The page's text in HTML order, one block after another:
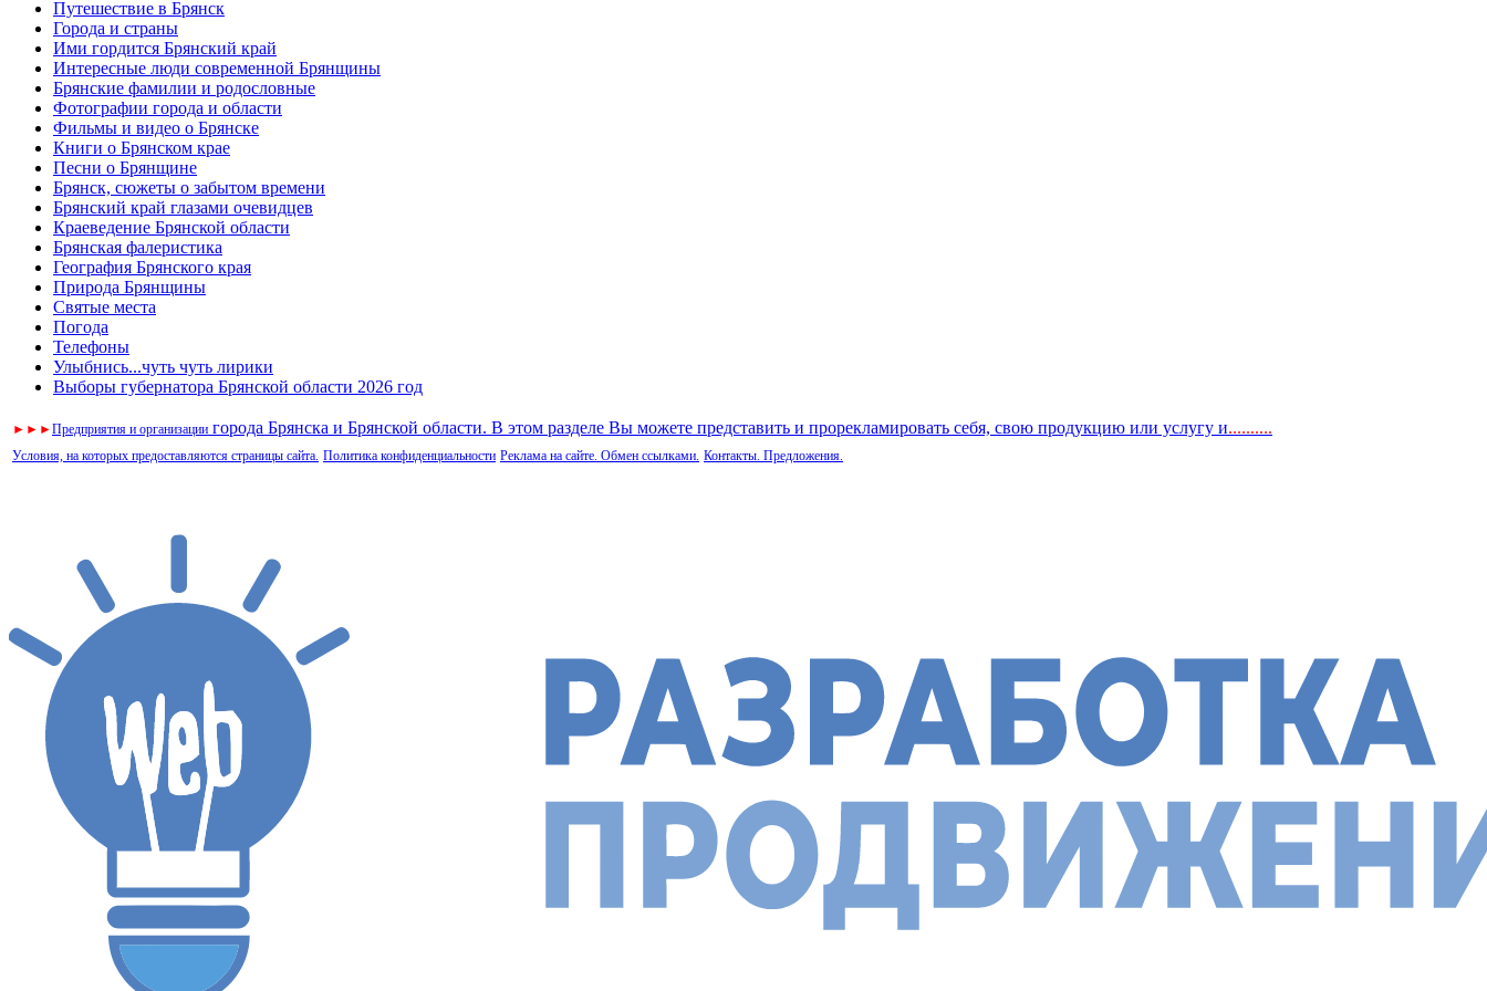
Путешествие в Брянск
Города и страны
Ими гордится Брянский край
Интересные люди современной Брянщины
Брянские фамилии и родословные
Фотографии города и области
Фильмы и видео о Брянске
Книги о Брянском крае
Песни о Брянщине
Брянск, сюжеты о забытом времени
Брянский край глазами очевидцев
Краеведение Брянской области
Брянская фалеристика
География Брянского края
Природа Брянщины
Святые места
Погода
Телефоны
Улыбнись...чуть чуть лирики
Выборы губернатора Брянской области 2026 год
► ► ►Предприятия и организации города Брянска и Брянской области. В этом разделе Вы можете представить и прорекламировать себя, свою продукцию или услугу и..........
Условия, на которых предоставляются страницы сайта. Политика конфиденциальности Реклама на сайте. Обмен ссылками. Контакты. Предложения.